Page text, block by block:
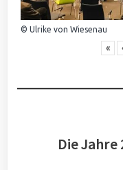
© Ulrike von Wiesenau
« ‹
Die Jahre